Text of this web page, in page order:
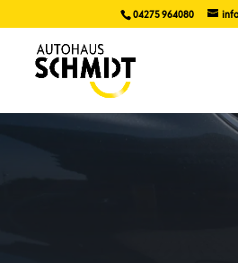
04275 964080